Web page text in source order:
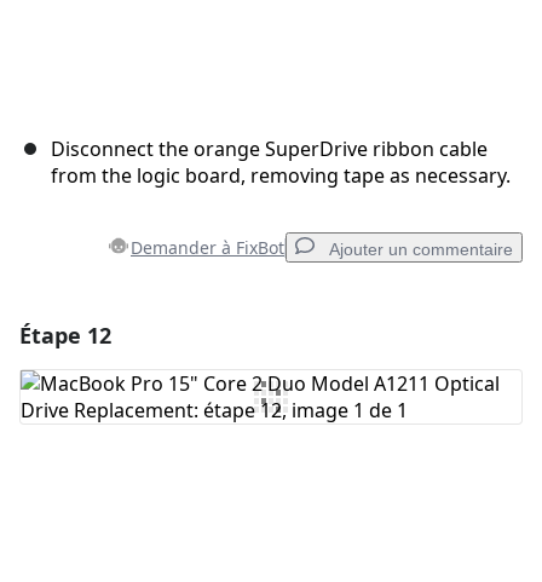
Disconnect the orange SuperDrive ribbon cable
from the logic board, removing tape as necessary.
Demander à FixBot Ajouter un commentaire
Ajouter un commentaire
Étape 12